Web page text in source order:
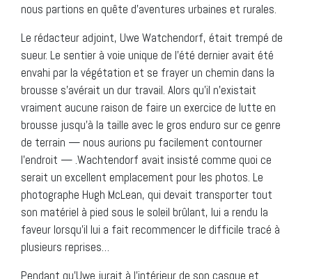
nous partions en quête d’aventures urbaines et rurales.
Le rédacteur adjoint, Uwe Watchendorf, était trempé de
sueur. Le sentier à voie unique de l’été dernier avait été
envahi par la végétation et se frayer un chemin dans la
brousse s’avérait un dur travail. Alors qu’il n’existait
vraiment aucune raison de faire un exercice de lutte en
brousse jusqu’à la taille avec le gros enduro sur ce genre
de terrain — nous aurions pu facilement contourner
l’endroit — .Wachtendorf avait insisté comme quoi ce
serait un excellent emplacement pour les photos. Le
photographe Hugh McLean, qui devait transporter tout
son matériel à pied sous le soleil brûlant, lui a rendu la
faveur lorsqu’il lui a fait recommencer le difficile tracé à
plusieurs reprises…
Pendant qu’Uwe jurait à l’intérieur de son casque et